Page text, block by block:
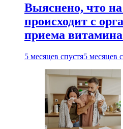
Выяснено, что
происходит с
приема
5 месяцев спустя5 месяцев